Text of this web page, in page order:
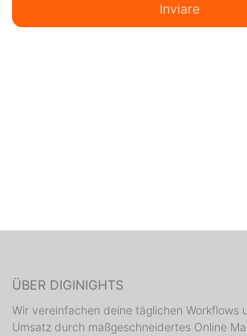
Inviare
ÜBER DIGINIGHTS
Wir vereinfachen deine täglichen Workflows
Umsatz durch maßgeschneidertes Online